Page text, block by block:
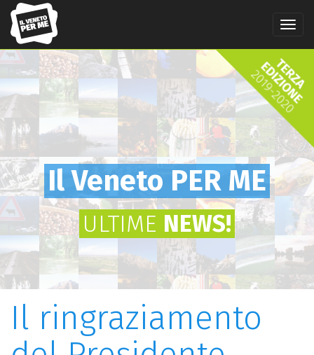
Salta
contenuto
principale
Il Veneto PER ME
ULTIME NEWS!
Il ringraziamento